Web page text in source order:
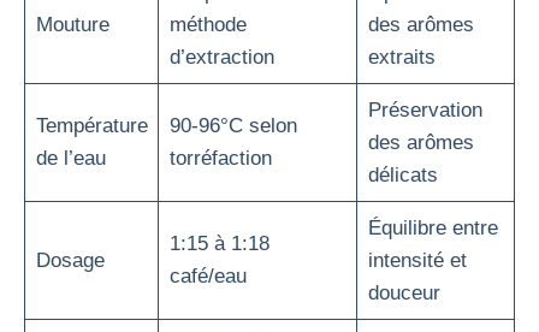
Mouture
méthode
d’extraction
des arômes
extraits
Température
de l’eau
90-96°C selon
torréfaction
Préservation
des arômes
délicats
Dosage
1:15 à 1:18
café/eau
Équilibre entre
intensité et
douceur